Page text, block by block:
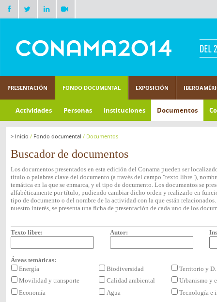
PRESENTACIÓN FONDO DOCUMENTAL EXPOSICIÓN
Actividades Personas Instituciones Documentos
> Inicio / Fondo documental / Documentos
Buscador de documentos
Los documentos presentados en esta edición del Conama pueden ser
título o palabras clave del documento (a través del campo "texto libre"),
temática en la que se enmarca, y el tipo de documento. Los documentos se
alfabéticamente por título, pudiendo cambiar dicho orden y realizarlo en
tipo de documento o del nombre de la actividad con la que están
nuestro interés, se presenta una ficha de presentación de cada uno de los
Texto libre: Autor:
Áreas temáticas:
Energía
Biodiversidad
Territorio y
Movilidad y transporte
Calidad ambiental
Urbanismo y
Economía
Agua
Tecnología